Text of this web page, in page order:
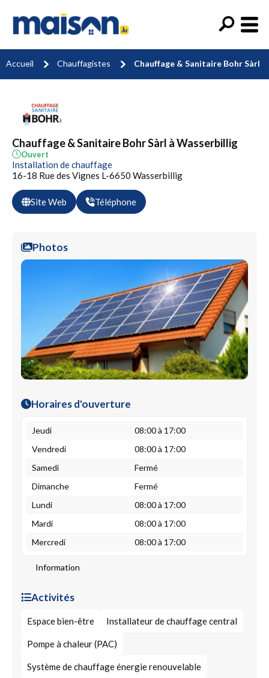
Accueil Chauffagistes Chauffage & Sanitaire Bohr Sàrl
Chauffage & Sanitaire Bohr Sàrl à Wasserbillig
Ouvert
Installation de chauffage
16-18 Rue des Vignes L-6650 Wasserbillig
Site Web Téléphone
Photos
Horaires d'ouverture
Jeudi
08:00 à 17:00
Vendredi
08:00 à 17:00
Samedi
Fermé
Dimanche
Fermé
Lundi
08:00 à 17:00
Mardi
08:00 à 17:00
Mercredi
08:00 à 17:00
Information
Activités
Espace bien-être Installateur de chauffage central
Pompe à chaleur (PAC)
Système de chauffage énergie renouvelable